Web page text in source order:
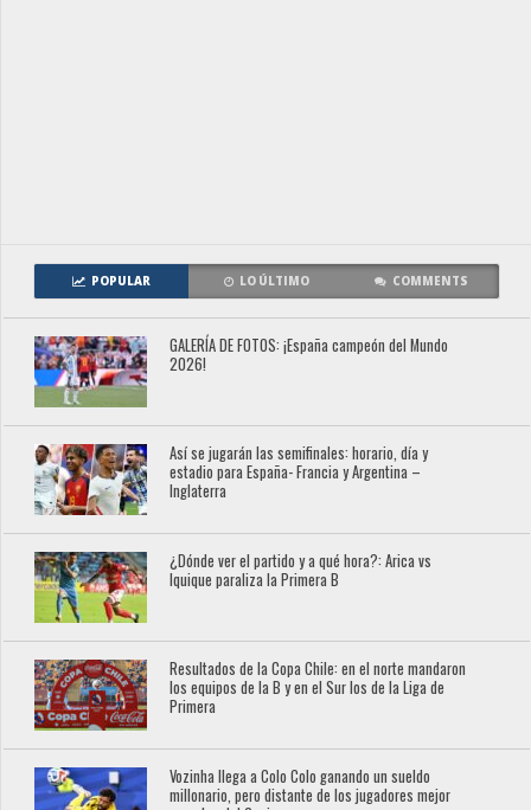
POPULAR LO ÚLTIMO COMMENTS
GALERÍA DE FOTOS: ¡España campeón del Mundo
2026!
Así se jugarán las semifinales: horario, día y
estadio para España- Francia y Argentina –
Inglaterra
¿Dónde ver el partido y a qué hora?: Arica vs
Iquique paraliza la Primera B
Resultados de la Copa Chile: en el norte mandaron
los equipos de la B y en el Sur los de la Liga de
Primera
Vozinha llega a Colo Colo ganando un sueldo
millonario, pero distante de los jugadores mejor